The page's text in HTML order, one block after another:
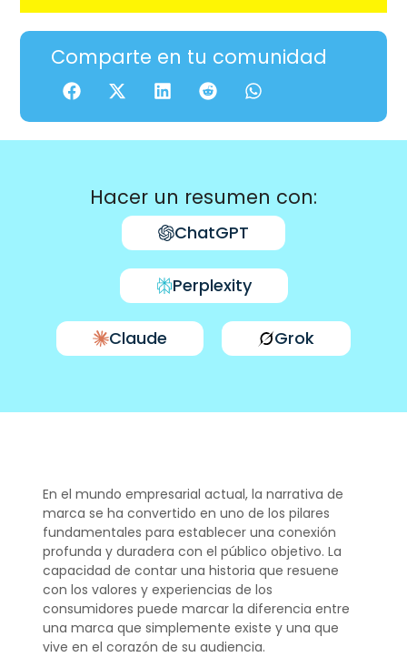
Comparte en tu comunidad
Hacer un resumen con:
ChatGPT
Perplexity
Claude Grok
En el mundo empresarial actual, la narrativa de
marca se ha convertido en uno de los pilares
fundamentales para establecer una conexión
profunda y duradera con el público objetivo. La
capacidad de contar una historia que resuene
con los valores y experiencias de los
consumidores puede marcar la diferencia entre
una marca que simplemente existe y una que
vive en el corazón de su audiencia.